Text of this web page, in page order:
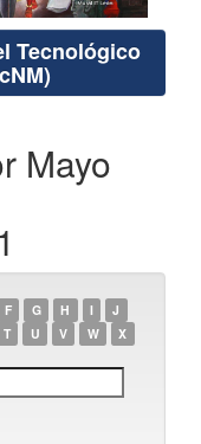
Tecnológico
Mayo
F G H I
J
T U V W
X